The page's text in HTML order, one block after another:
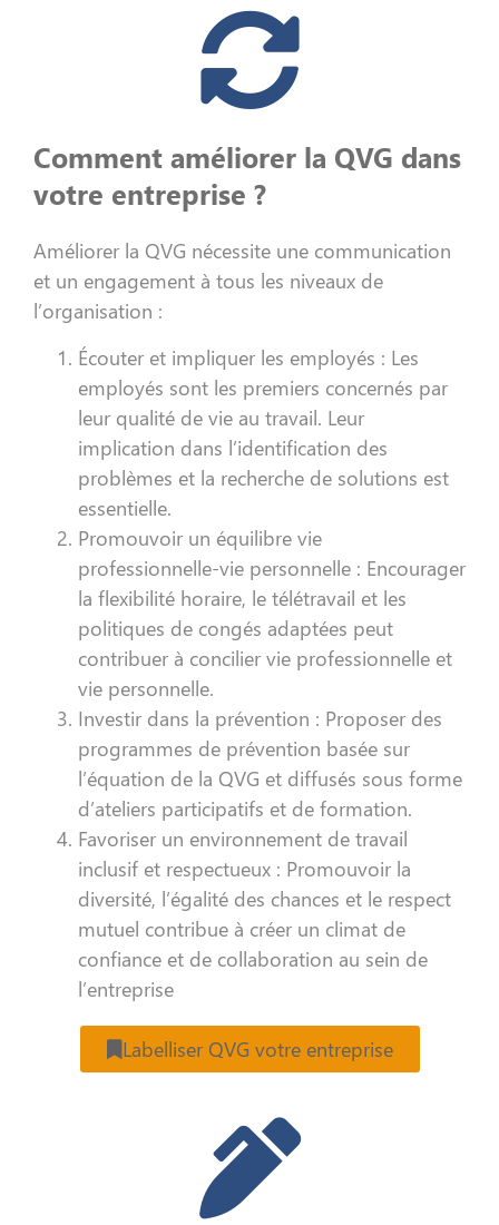
Comment améliorer la QVG dans
votre entreprise ?
Améliorer la QVG nécessite une communication
et un engagement à tous les niveaux de
l’organisation :
Écouter et impliquer les employés : Les
employés sont les premiers concernés par
leur qualité de vie au travail. Leur
implication dans l’identification des
problèmes et la recherche de solutions est
essentielle.
Promouvoir un équilibre vie
professionnelle-vie personnelle : Encourager
la flexibilité horaire, le télétravail et les
politiques de congés adaptées peut
contribuer à concilier vie professionnelle et
vie personnelle.
Investir dans la prévention : Proposer des
programmes de prévention basée sur
l’équation de la QVG et diffusés sous forme
d’ateliers participatifs et de formation.
Favoriser un environnement de travail
inclusif et respectueux : Promouvoir la
diversité, l’égalité des chances et le respect
mutuel contribue à créer un climat de
confiance et de collaboration au sein de
l’entreprise
Labelliser QVG votre entreprise